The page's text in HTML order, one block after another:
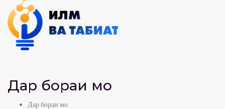
Дар бораи мо
Дар бораи мо